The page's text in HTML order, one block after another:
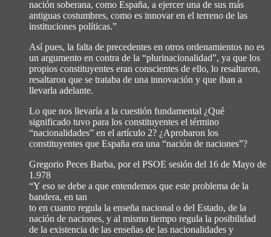
nación soberana, como España, a ejercer una de sus más
antiguas costumbres, como es innovar en el terreno de las
instituciones políticas.”
Así pues, la falta de precedentes en otros ordenamientos no es
un argumento en contra de la “plurinacionalidad”, ya que los
propios constituyentes eran conscientes de ello, lo resaltaron,
resaltaron que se trataba de una innovación y que iban a
llevarla adelante.
Lo que nos llevaría a la cuestión fundamental ¿Qué
significado tuvo para los constituyentes el término
“nacionalidades” en el artículo 2? ¿Aprobaron los
constituyentes que España era una “nación de naciones”?
Gregorio Peces Barba, por el PSOE sesión del 16 de Mayo de
1.978
“Y eso se debe a que entendemos que este problema de la
bandera, en tan
to en cuanto regula la enseña nacional o del Estado, de la
nación de naciones, y al mismo tiempo regula la posibilidad
de la existencia de las enseñas de las nacionalidades y